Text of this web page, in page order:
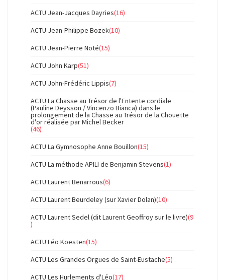
ACTU Jean-Jacques Dayries(16)
ACTU Jean-Philippe Bozek(10)
ACTU Jean-Pierre Noté(15)
ACTU John Karp(51)
ACTU John-Frédéric Lippis(7)
ACTU La Chasse au Trésor de l'Entente cordiale
(Pauline Deysson / Vincenzo Bianca) dans le
prolongement de la Chasse au Trésor de la Chouette
d'or réalisée par Michel Becker
(46)
ACTU La Gymnosophe Anne Bouillon(15)
ACTU La méthode APILI de Benjamin Stevens(1)
ACTU Laurent Benarrous(6)
ACTU Laurent Beurdeley (sur Xavier Dolan)(10)
ACTU Laurent Sedel (dit Laurent Geoffroy sur le livre)(9
)
ACTU Léo Koesten(15)
ACTU Les Grandes Orgues de Saint-Eustache(5)
ACTU Les Hurlements d'Léo(17)